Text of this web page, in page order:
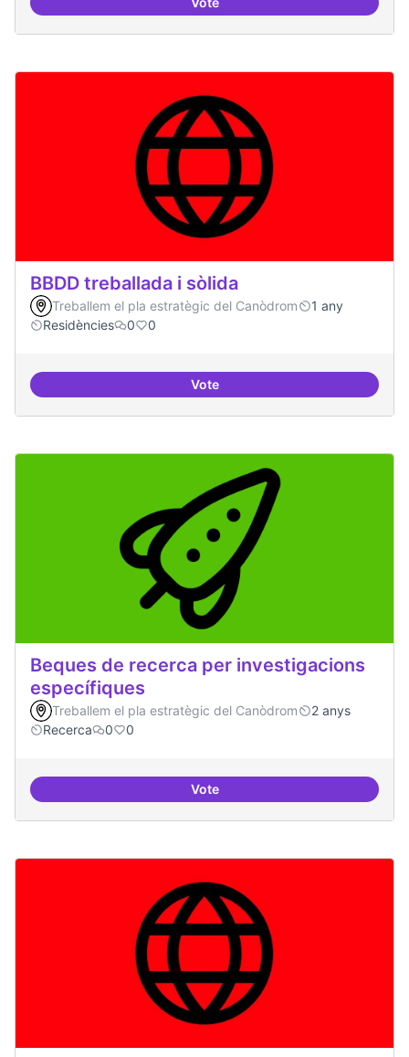
Bar obert, que sigui punt de
BBDD treballada i sòlida
Treballem el pla estratègic del Canòdrom
1 any
Residències
0 0
VoteBBDD treballada i sòlida
Beques de recerca per investigacions
específiques
Treballem el pla estratègic del Canòdrom
2 anys
Recerca
0 0
VoteBeques de recerca per